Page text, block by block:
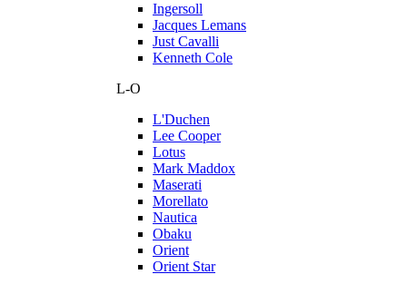
Ingersoll
Jacques Lemans
Just Cavalli
Kenneth Cole
L-O
L'Duchen
Lee Cooper
Lotus
Mark Maddox
Maserati
Morellato
Nautica
Obaku
Orient
Orient Star